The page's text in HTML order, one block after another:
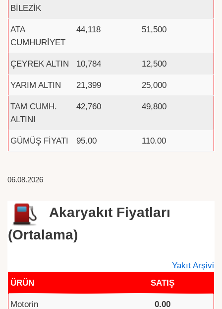
BİLEZİK
ATA
CUMHURİYET
44,118 51,500
ÇEYREK ALTIN 10,784 12,500
YARIM ALTIN 21,399 25,000
TAM CUMH.
ALTINI
42,760 49,800
GÜMÜŞ FİYATI 95.00 110.00
06.08.2026
Akaryakıt Fiyatları
(Ortalama)
Yakıt Arşivi
ÜRÜN
SATIŞ
Motorin 0.00